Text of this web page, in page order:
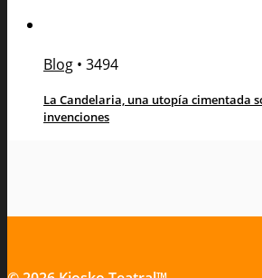
Blog • 3494
La Candelaria, una utopía cimentada
invenciones